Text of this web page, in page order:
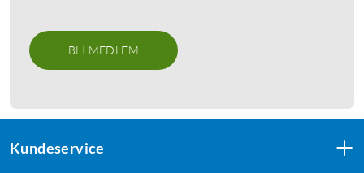
BLI MEDLEM
Kundeservice